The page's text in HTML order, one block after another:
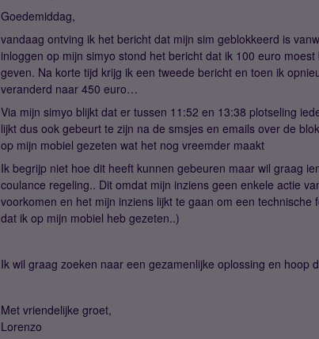
Goedemiddag,
vandaag ontving ik het bericht dat mijn sim geblokkeerd is
inloggen op mijn simyo stond het bericht dat ik 100 euro
geven. Na korte tijd krijg ik een tweede bericht en toen ik
veranderd naar 450 euro…
Via mijn simyo blijkt dat er tussen 11:52 en 13:38 plotseling
lijkt dus ook gebeurt te zijn na de smsjes en emails over de
op mijn mobiel gezeten wat het nog vreemder maakt
Ik begrijp niet hoe dit heeft kunnen gebeuren maar wil graag
coulance regeling.. Dit omdat mijn inziens geen enkele actie
voorkomen en het mijn inziens lijkt te gaan om een
dat ik op mijn mobiel heb gezeten..)
Ik wil graag zoeken naar een gezamenlijke oplossing en hoop
Met vriendelijke groet,
Lorenzo